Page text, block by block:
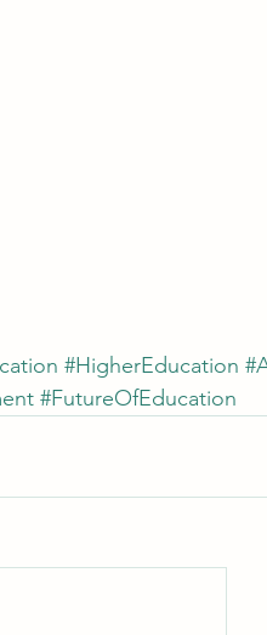
#HigherEducation
#FutureOfEducation